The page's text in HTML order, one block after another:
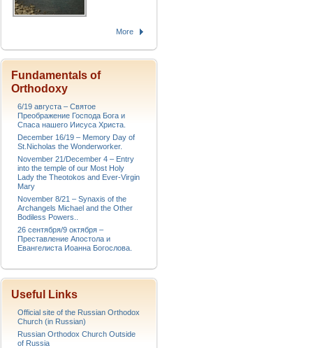
More
Fundamentals of
Orthodoxy
6/19 августа – Святое
Преображение Господа Бога и
Спаса нашего Иисуса Христа.
December 16/19 – Memory Day of
St.Nicholas the Wonderworker.
November 21/December 4 – Entry
into the temple of our Most Holy
Lady the Theotokos and Ever-Virgin
Mary
November 8/21 – Synaxis of the
Archangels Michael and the Other
Bodiless Powers..
26 сентября/9 октября –
Преставление Апостола и
Евангелиста Иоанна Богослова.
Useful Links
Official site of the Russian Orthodox
Church (in Russian)
Russian Orthodox Church Outside
of Russia